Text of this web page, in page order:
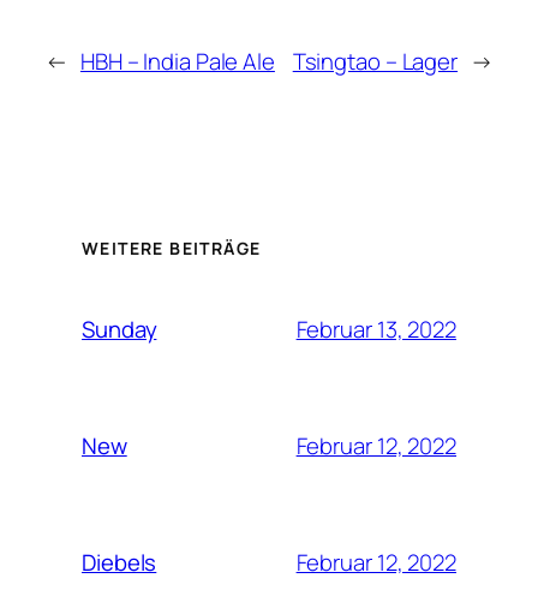
← HBH – India Pale Ale Tsingtao – Lager →
WEITERE BEITRÄGE
Sunday Februar 13, 2022
New Februar 12, 2022
Diebels Februar 12, 2022